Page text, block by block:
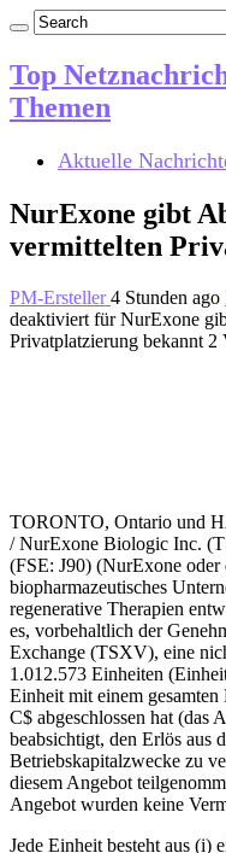
Top
Themen
Aktuelle
NurExone gibt
vermittelten
PM-Ersteller4 Stunden ago
deaktiviert für NurExone
Privatplatzierung bekannt 2
TORONTO, Ontario und
/ NurExone Biologic Inc.
(FSE: J90) (NurExone oder
biopharmazeutisches
regenerative Therapien
es, vorbehaltlich der
Exchange (TSXV), eine
1.012.573 Einheiten
Einheit mit einem
C$ abgeschlossen hat (das
beabsichtigt, den Erlös aus
Betriebskapitalzwecke zu
diesem Angebot
Angebot wurden keine
Jede Einheit besteht aus (i)